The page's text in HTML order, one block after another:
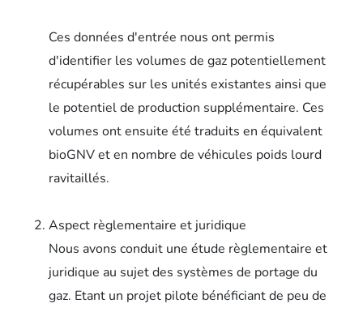
Ces données d'entrée nous ont permis
d'identifier les volumes de gaz potentiellement
récupérables sur les unités existantes ainsi que
le potentiel de production supplémentaire. Ces
volumes ont ensuite été traduits en équivalent
bioGNV et en nombre de véhicules poids lourd
ravitaillés.
Aspect règlementaire et juridique
Nous avons conduit une étude règlementaire et
juridique au sujet des systèmes de portage du
gaz. Etant un projet pilote bénéficiant de peu de